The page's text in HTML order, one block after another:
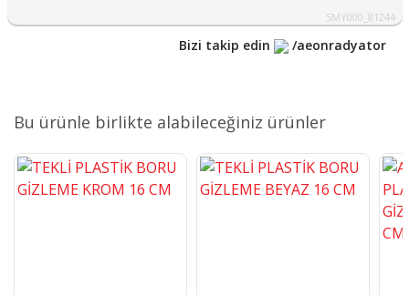
SMY000_81244
Bizi takip edin /aeonradyator
Bu ürünle birlikte alabileceğiniz ürünler